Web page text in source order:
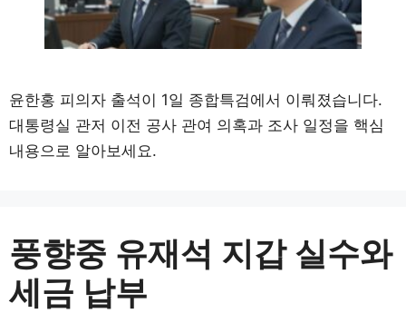
윤한홍 피의자 출석이 1일 종합특검에서 이뤄졌습니다.
대통령실 관저 이전 공사 관여 의혹과 조사 일정을 핵심
내용으로 알아보세요.
풍향중 유재석 지갑 실수와
세금 납부